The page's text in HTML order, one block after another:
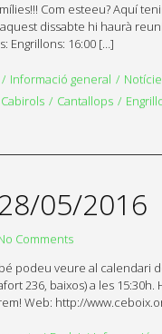
Com esteeu? Aquí
dissabte hi haurà
Engrillons: 16:00 […]
Informació general
Cabirols Cantallops
28/05/2016
Comments
podeu veure al calendari
236, baixos) a les
Web: http://